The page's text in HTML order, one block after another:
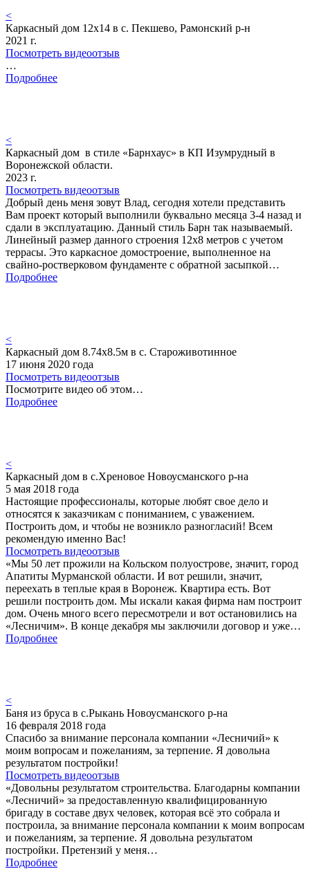
<
Каркасный дом 12х14 в с. Пекшево, Рамонский р-н
2021 г.
Посмотреть видеоотзыв
…
Подробнее
<
Каркасный дом в стиле «Барнхаус» в КП Изумрудный в
Воронежской области.
2023 г.
Посмотреть видеоотзыв
Добрый день меня зовут Влад, сегодня хотели представить
Вам проект который выполнили буквально месяца 3-4 назад и
сдали в эксплуатацию. Данный стиль Барн так называемый.
Линейный размер данного строения 12х8 метров с учетом
террасы. Это каркасное домостроение, выполненное на
свайно-ростверковом фундаменте с обратной засыпкой…
Подробнее
<
Каркасный дом 8.74х8.5м в с. Староживотинное
17 июня 2020 года
Посмотреть видеоотзыв
Посмотрите видео об этом…
Подробнее
<
Каркасный дом в с.Хреновое Новоусманского р-на
5 мая 2018 года
Настоящие профессионалы, которые любят свое дело и
относятся к заказчикам с пониманием, с уважением.
Построить дом, и чтобы не возникло разногласий! Всем
рекомендую именно Вас!
Посмотреть видеоотзыв
«Мы 50 лет прожили на Кольском полуострове, значит, город
Апатиты Мурманской области. И вот решили, значит,
переехать в теплые края в Воронеж. Квартира есть. Вот
решили построить дом. Мы искали какая фирма нам построит
дом. Очень много всего пересмотрели и вот остановились на
«Лесничим». В конце декабря мы заключили договор и уже…
Подробнее
<
Баня из бруса в с.Рыкань Новоусманского р-на
16 февраля 2018 года
Спасибо за внимание персонала компании «Лесничий» к
моим вопросам и пожеланиям, за терпение. Я довольна
результатом постройки!
Посмотреть видеоотзыв
«Довольны результатом строительства. Благодарны компании
«Лесничий» за предоставленную квалифицированную
бригаду в составе двух человек, которая всё это собрала и
построила, за внимание персонала компании к моим вопросам
и пожеланиям, за терпение. Я довольна результатом
постройки. Претензий у меня…
Подробнее